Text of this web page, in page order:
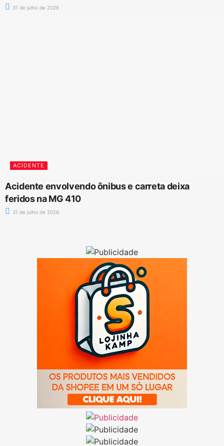
31 de julho de 2026
ACIDENTE
Acidente envolvendo ônibus e carreta deixa
feridos na MG 410
31 de julho de 2026